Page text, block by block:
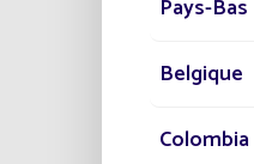
Pays-Bas
Belgique
Colombia